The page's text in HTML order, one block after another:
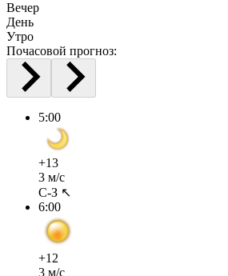
Вечер
День
Утро
Почасовой прогноз:
5:00
+13
3 м/с
С-З ↖
6:00
+12
3 м/с